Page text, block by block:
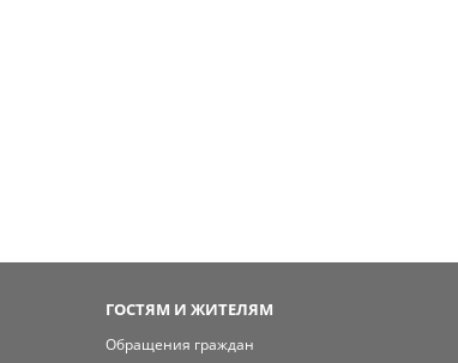
ГОСТЯМ И ЖИТЕЛЯМ
Обращения граждан